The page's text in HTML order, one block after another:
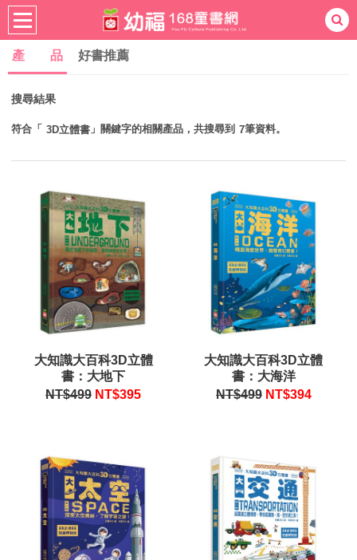
產 品 好書推薦
搜尋結果
符合「 3D立體書 」關鍵字的相關產品，共搜尋到 7筆資料。
大知識大百科3D立體
書：大地下
NT$499 NT$395
大知識大百科3D立體
書：大海洋
NT$499 NT$394